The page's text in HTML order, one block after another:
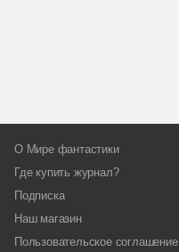
О Мире фантастики
Где купить журнал?
Подписка
Наш магазин
Пользовательское соглашение